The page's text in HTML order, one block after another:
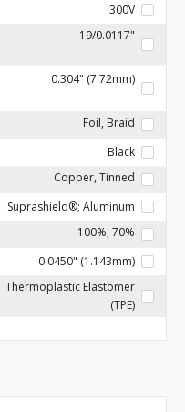
300V
19/0.0117"
0.304" (7.72mm)
Foil, Braid
Black
Copper, Tinned
Suprashield®; Aluminum
100%, 70%
0.0450" (1.143mm)
Thermoplastic Elastomer
(TPE)